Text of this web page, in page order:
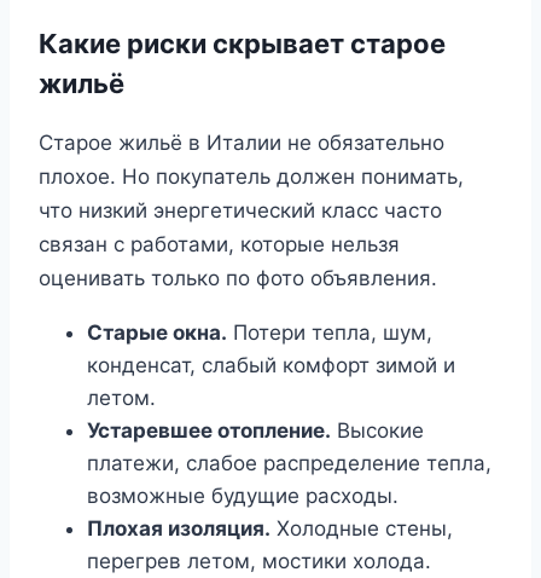
Какие риски скрывает старое
жильё
Старое жильё в Италии не обязательно
плохое. Но покупатель должен понимать,
что низкий энергетический класс часто
связан с работами, которые нельзя
оценивать только по фото объявления.
Старые окна. Потери тепла, шум,
конденсат, слабый комфорт зимой и
летом.
Устаревшее отопление. Высокие
платежи, слабое распределение тепла,
возможные будущие расходы.
Плохая изоляция. Холодные стены,
перегрев летом, мостики холода.